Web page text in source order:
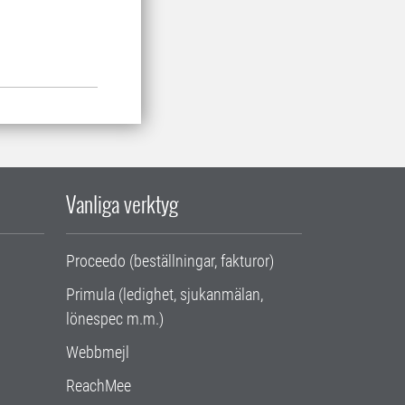
Vanliga verktyg
Proceedo (beställningar, fakturor)
Primula (ledighet, sjukanmälan,
lönespec m.m.)
Webbmejl
ReachMee